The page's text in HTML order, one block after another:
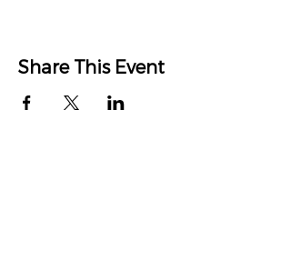
Share This Event